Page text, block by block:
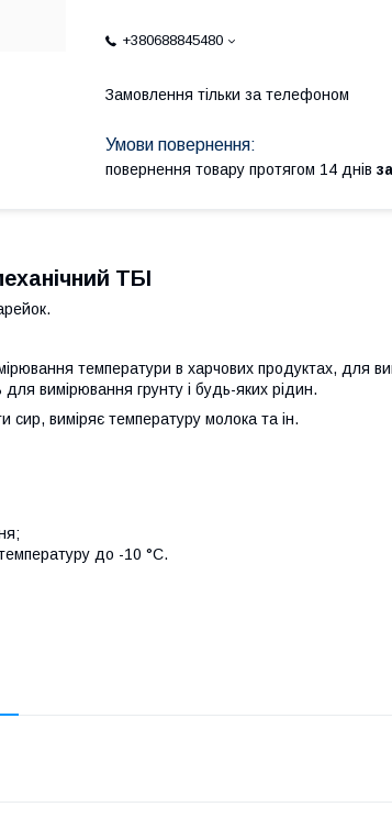
+380688845480
Замовлення тільки за телефоном
повернення товару протягом 14 днів
ТБІ
температури в харчових продуктах, для
для вимірювання грунту і будь-яких рідин.
сир, виміряє температуру молока та ін.
до -10 °С.